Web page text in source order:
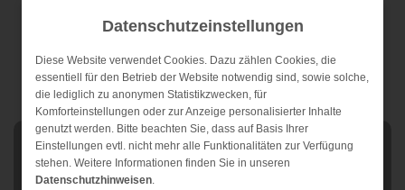
NAVIGATION
Datenschutzeinstellungen
Diese Website verwendet Cookies. Dazu zählen Cookies, die
essentiell für den Betrieb der Website notwendig sind, sowie solche,
die lediglich zu anonymen Statistikzwecken, für
Komforteinstellungen oder zur Anzeige personalisierter Inhalte
genutzt werden. Bitte beachten Sie, dass auf Basis Ihrer
Einstellungen evtl. nicht mehr alle Funktionalitäten zur Verfügung
stehen. Weitere Informationen finden Sie in unseren
Datenschutzhinweisen.